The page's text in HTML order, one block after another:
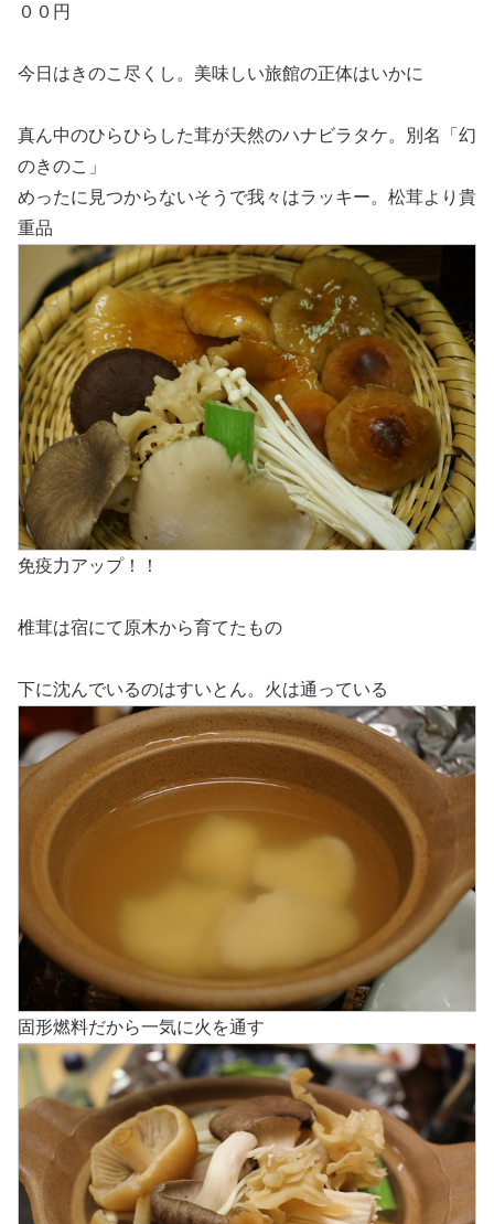
００円
今日はきのこ尽くし。美味しい旅館の正体はいかに
真ん中のひらひらした茸が天然のハナビラタケ。別名「幻
のきのこ」
めったに見つからないそうで我々はラッキー。松茸より貴
重品
免疫力アップ！！
椎茸は宿にて原木から育てたもの
下に沈んでいるのはすいとん。火は通っている
固形燃料だから一気に火を通す